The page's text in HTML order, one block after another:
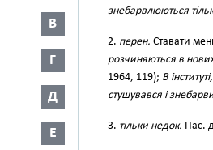
В
Г
Д
Е
знебарвлюються
2. перен. Ставати
розчиняються в
1964, 119); В
стушувався і
3. тільки недок. Пас.